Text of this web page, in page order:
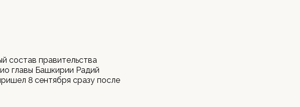
состав правительства
главы Башкирии Радий
8 сентября сразу после